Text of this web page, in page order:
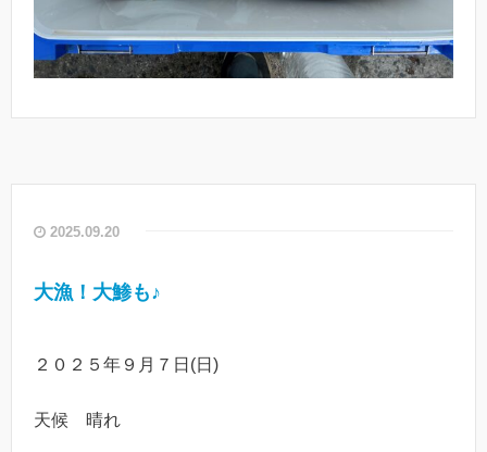
2025.09.20
大漁！大鯵も♪
２０２５年９月７日(日)
天候 晴れ